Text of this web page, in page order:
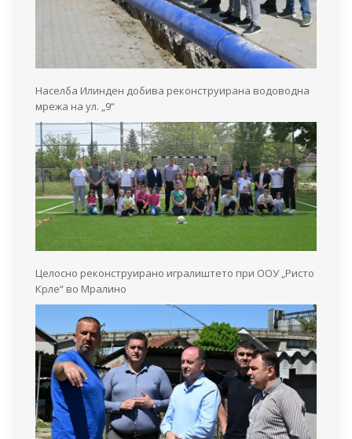
Населба Илинден добива реконструирана водоводна
мрежа на ул. „9“
Целосно реконструирано игралиштето при ООУ „Ристо
Крле“ во Мралино